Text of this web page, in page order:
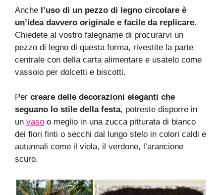
Anche l’uso di un pezzo di legno circolare è
un’idea davvero originale e facile da replicare.
Chiedete al vostro falegname di procurarvi un
pezzo di legno di questa forma, rivestite la parte
centrale con della carta alimentare e usatelo come
vassoio per dolcetti e biscotti.
Per creare delle decorazioni eleganti che
seguano lo stile della festa, potreste disporre in
un vaso o meglio in una zucca pitturata di bianco
dei fiori finti o secchi dal lungo stelo in colori caldi e
autunnali come il viola, il verdone, l’arancione
scuro.